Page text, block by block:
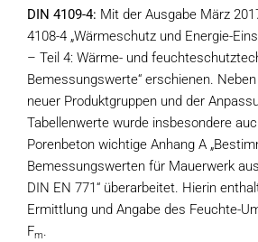
DIN 4109-4: Mit der Ausgabe März
4108-4 „Wärmeschutz und Energie-
– Teil 4: Wärme- und
Bemessungswerte“ erschienen.
neuer Produktgruppen und der
Tabellenwerte wurde insbesondere
Porenbeton wichtige Anhang A
Bemessungswerten für Mauerwerk
DIN EN 771“ überarbeitet. Hierin
Ermittlung und Angabe des Feuchte-
Fm.